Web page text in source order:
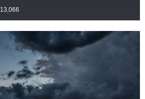
13,066